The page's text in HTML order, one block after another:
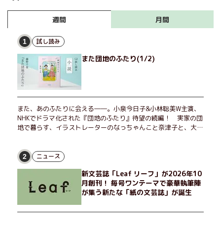
週間 月間
1 試し読み
また団地のふたり(1/2)
また、あのふたりに会える――。小泉今日子&小林聡美W主演、
NHKでドラマ化された『団地のふたり』待望の続編！ 実家の団
地で暮らす、イラストレーターのなっちゃんこと奈津子と、大学
げたり、部屋でふたりだけの「台湾映画祭」を催したり。50代
独身、幼なじみの変わらぬ友情とささやかな幸せの日々を描く。
2 ニュース
新文芸誌「Leaf リーフ」が2026年10
月創刊！ 毎号ワンテーマで豪華執筆陣
が集う新たな「紙の文芸誌」が誕生